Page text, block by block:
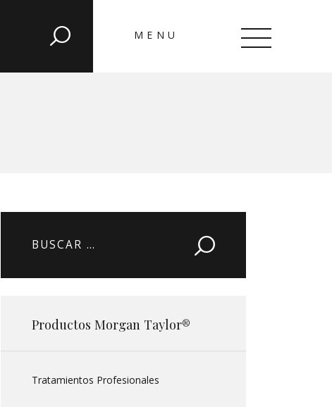
MENU
CLOSE
Buscar:
Productos Morgan Taylor®
Tratamientos Profesionales